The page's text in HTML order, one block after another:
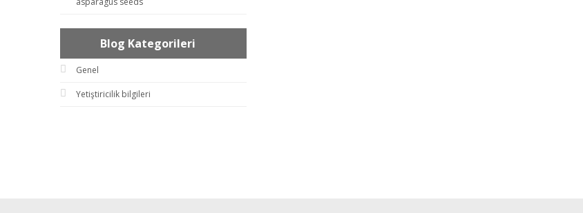
Blog Kategorileri
Genel
Yetiştiricilik bilgileri